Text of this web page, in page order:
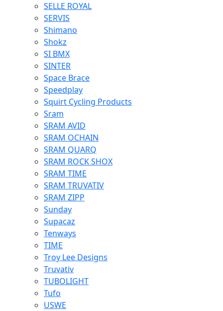
SELLE ROYAL
SERVIS
Shimano
Shokz
SI BMX
SINTER
Space Brace
Speedplay
Squirt Cycling Products
Sram
SRAM AVID
SRAM OCHAIN
SRAM QUARQ
SRAM ROCK SHOX
SRAM TIME
SRAM TRUVATIV
SRAM ZIPP
Sunday
Supacaz
Tenways
TIME
Troy Lee Designs
Truvativ
TUBOLIGHT
Tufo
USWE